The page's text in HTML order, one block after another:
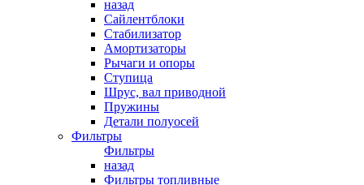
назад
Сайлентблоки
Стабилизатор
Амортизаторы
Рычаги и опоры
Ступица
Шрус, вал приводной
Пружины
Детали полуосей
Фильтры
Фильтры
назад
Фильтры топливные